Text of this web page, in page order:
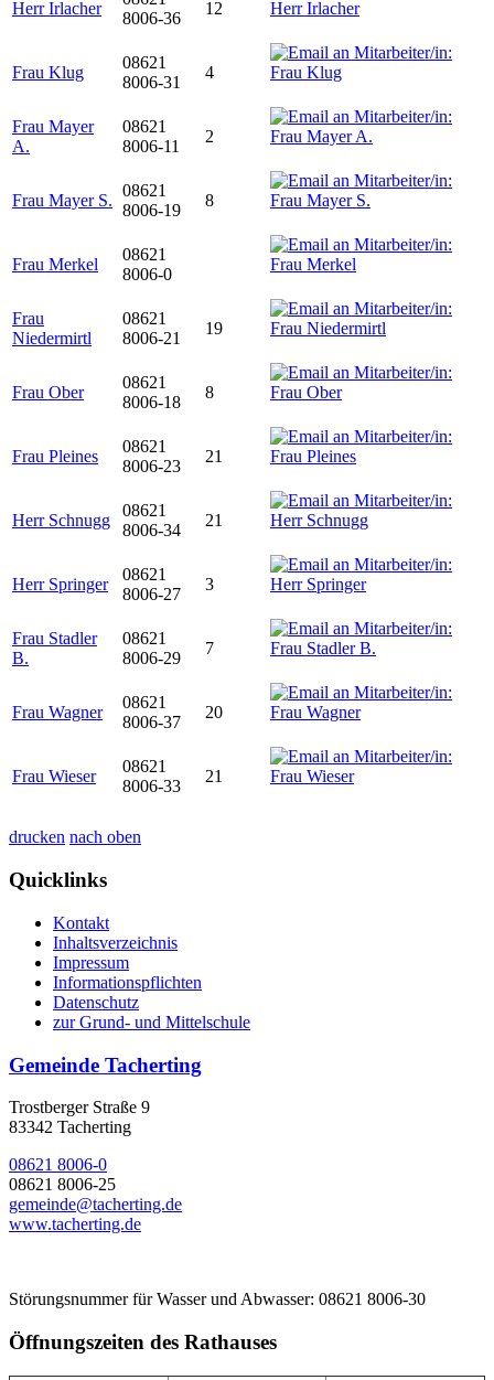
Herr Irlacher
8006-36
12
Frau Klug
08621
8006-31
4
Frau Mayer
A.
08621
8006-11
2
Frau Mayer S.
08621
8006-19
8
Frau Merkel
08621
8006-0
Frau
Niedermirtl
08621
8006-21
19
Frau Ober
08621
8006-18
8
Frau Pleines
08621
8006-23
21
Herr Schnugg
08621
8006-34
21
Herr Springer
08621
8006-27
3
Frau Stadler
B.
08621
8006-29
7
Frau Wagner
08621
8006-37
20
Frau Wieser
08621
8006-33
21
drucken nach oben
Quicklinks
Kontakt
Inhaltsverzeichnis
Impressum
Informationspflichten
Datenschutz
zur Grund- und Mittelschule
Gemeinde Tacherting
Trostberger Straße 9
83342 Tacherting
08621 8006-0
08621 8006-25
gemeinde@tacherting.de
www.tacherting.de
Störungsnummer für Wasser und Abwasser: 08621 8006-30
Öffnungszeiten des Rathauses